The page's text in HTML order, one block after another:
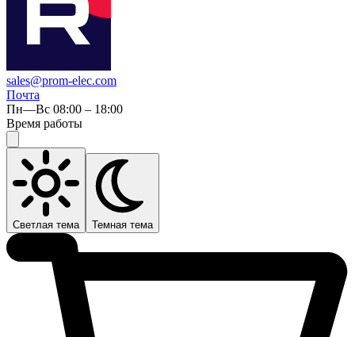
sales@prom-elec.com
Почта
Пн—Вс 08:00 – 18:00
Время работы
Светлая тема Темная тема